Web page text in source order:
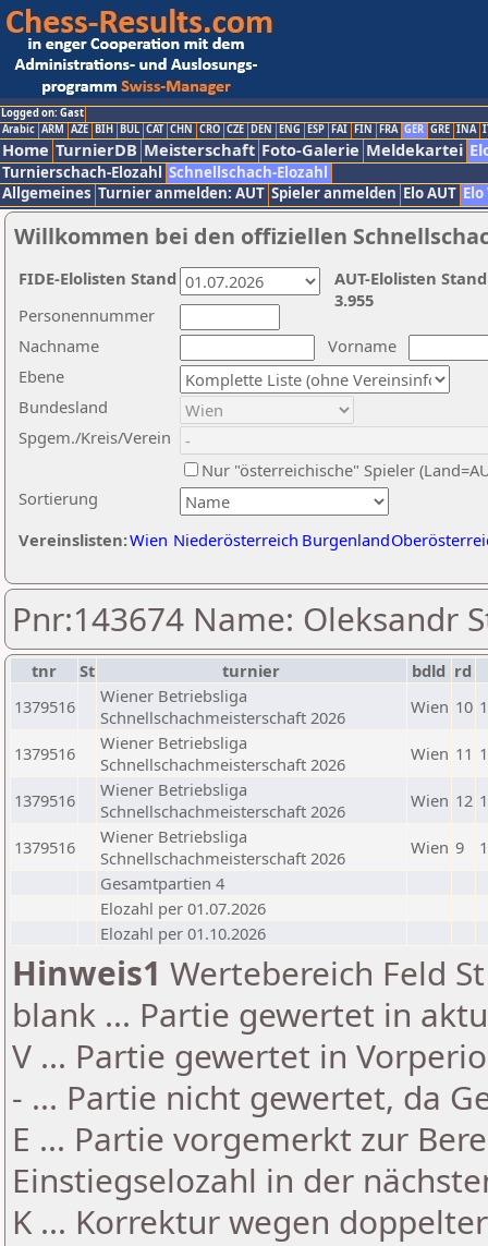
Logged on: Gast
Arabic ARM AZE BIH BUL CAT CHN CRO CZE DEN ENG ESP FAI FIN FRA GER GRE INA
Home TurnierDB Meisterschaft Foto-Galerie Meldekartei
Turnierschach-Elozahl Schnellschach-Elozahl
Allgemeines Turnier anmelden: AUT Spieler anmelden Elo AUT
Willkommen bei den offiziellen
Nachname
Vorname
Ebene
Sortierung
Personennummer
Bundesland
Spgem./Kreis/Verein
Nur "österreichische" Spieler
Vereinslisten:Wien Niederösterreich Burgenland
AUT-Elolisten
3.955
FIDE-Elolisten Stand
Pnr:143674 Name: Oleksandr
tnr St turnier bdld rd
1379516
Wiener Betriebsliga
Schnellschachmeisterschaft 2026
Wien 10
1379516
Wiener Betriebsliga
Schnellschachmeisterschaft 2026
Wien 11
1379516
Wiener Betriebsliga
Schnellschachmeisterschaft 2026
Wien 12
1379516
Wiener Betriebsliga
Schnellschachmeisterschaft 2026
Wien 9
Gesamtpartien 4
Elozahl per 01.07.2026
Elozahl per 01.10.2026
Hinweis1 Wertebereich Feld
blank ... Partie gewertet in
V ... Partie gewertet in
- ... Partie nicht gewertet, da
E ... Partie vorgemerkt zur
Einstiegselozahl in der
K ... Korrektur wegen